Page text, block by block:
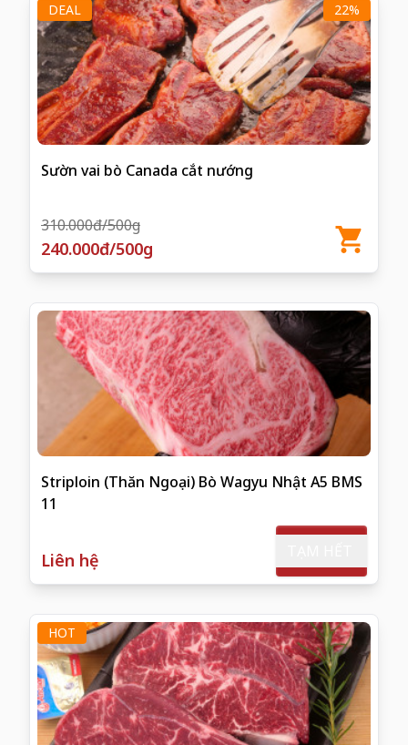
DEAL 22%
Sườn vai bò Canada cắt nướng
310.000đ/500g
240.000đ/500g
Striploin (Thăn Ngoại) Bò Wagyu Nhật A5 BMS
11
Liên hệ
HOT